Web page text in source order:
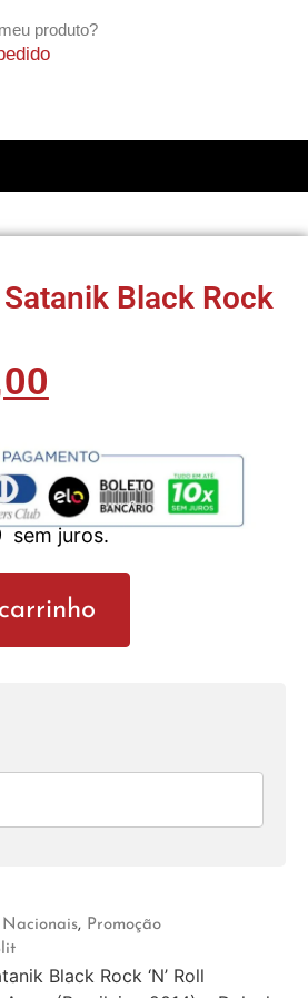
produto?
Black Rock
sem juros.
Nacionais, Promoção
Black Rock ‘N’ Roll